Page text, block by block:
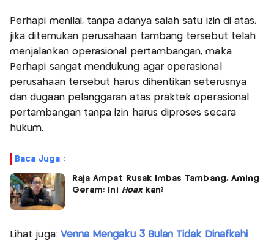
Perhapi menilai, tanpa adanya salah satu izin di atas,
jika ditemukan perusahaan tambang tersebut telah
menjalankan operasional pertambangan, maka
Perhapi sangat mendukung agar operasional
perusahaan tersebut harus dihentikan seterusnya
dan dugaan pelanggaran atas praktek operasional
pertambangan tanpa izin harus diproses secara
hukum.
Baca Juga :
Raja Ampat Rusak Imbas Tambang, Aming
Geram: Ini Hoaxkan?
Lihat juga: Venna Mengaku 3 Bulan Tidak Dinafkahi